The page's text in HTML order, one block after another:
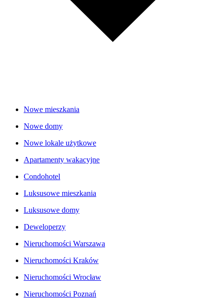
Nowe mieszkania
Nowe domy
Nowe lokale użytkowe
Apartamenty wakacyjne
Condohotel
Luksusowe mieszkania
Luksusowe domy
Deweloperzy
Nieruchomości Warszawa
Nieruchomości Kraków
Nieruchomości Wrocław
Nieruchomości Poznań